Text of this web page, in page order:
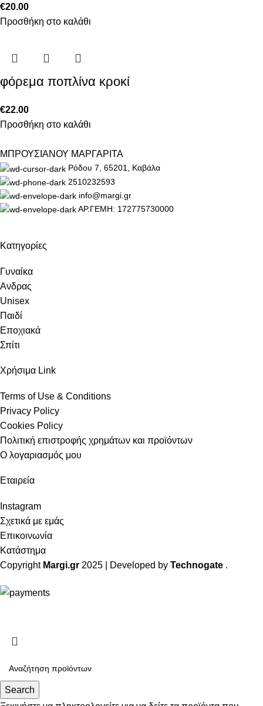
€20.00
Προσθήκη στο καλάθι
φόρεμα ποπλίνα κροκί
€22.00
Προσθήκη στο καλάθι
ΜΠΡΟΥΣΙΑΝΟΥ ΜΑΡΓΑΡΙΤΑ
Ρόδου 7, 65201, Καβάλα
2510232593
info@margi.gr
ΑΡ.ΓΕΜΗ: 172775730000
Κατηγορίες
Γυναίκα
Ανδρας
Unisex
Παιδί
Εποχιακά
Σπίτι
Χρήσιμα Link
Terms of Use & Conditions
Privacy Policy
Cookies Policy
Πολιτική επιστροφής χρημάτων και προϊόντων
Ο λογαριασμός μου
Εταιρεία
Instagram
Σχετικά με εμάς
Επικοινωνία
Κατάστημα
Copyright Margi.gr 2025 | Developed by Technogate .
Search